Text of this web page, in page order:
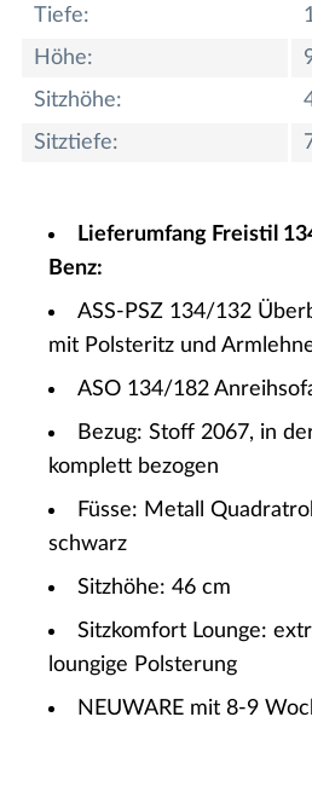
Tiefe:
Höhe:
Sitzhöhe:
Sitztiefe:
Lieferumfang Freistil
Benz:
ASS-PSZ 134/132
mit Polsteritz und
ASO 134/182
Bezug: Stoff 2067, in
komplett bezogen
Füsse: Metall
schwarz
Sitzhöhe: 46 cm
Sitzkomfort Lounge:
loungige Polsterung
NEUWARE mit 8-9